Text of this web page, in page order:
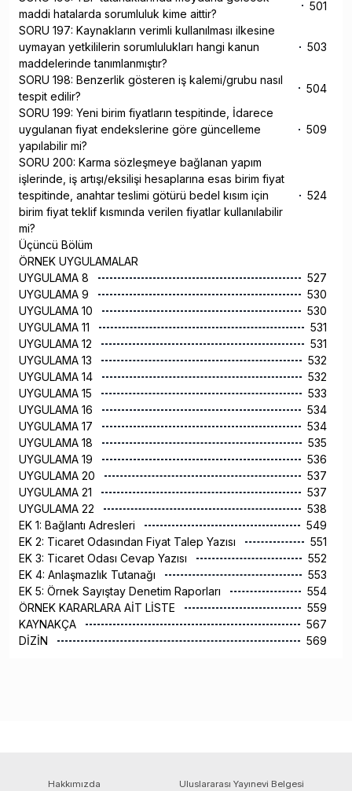
maddi hatalarda sorumluluk kime aittir?
501
SORU 197: Kaynakların verimli kullanılması ilkesine
uymayan yetkililerin sorumlulukları hangi kanun
maddelerinde tanımlanmıştır?
503
SORU 198: Benzerlik gösteren iş kalemi/grubu nasıl
tespit edilir?
504
SORU 199: Yeni birim fiyatların tespitinde, İdarece
uygulanan fiyat endekslerine göre güncelleme
yapılabilir mi?
509
SORU 200: Karma sözleşmeye bağlanan yapım
işlerinde, iş artışı/eksilişi hesaplarına esas birim fiyat
tespitinde, anahtar teslimi götürü bedel kısım için
birim fiyat teklif kısmında verilen fiyatlar kullanılabilir
mi?
524
Üçüncü Bölüm
ÖRNEK UYGULAMALAR
UYGULAMA 8
527
UYGULAMA 9
530
UYGULAMA 10
530
UYGULAMA 11
531
UYGULAMA 12
531
UYGULAMA 13
532
UYGULAMA 14
532
UYGULAMA 15
533
UYGULAMA 16
534
UYGULAMA 17
534
UYGULAMA 18
535
UYGULAMA 19
536
UYGULAMA 20
537
UYGULAMA 21
537
UYGULAMA 22
538
EK 1: Bağlantı Adresleri
549
EK 2: Ticaret Odasından Fiyat Talep Yazısı
551
EK 3: Ticaret Odası Cevap Yazısı
552
EK 4: Anlaşmazlık Tutanağı
553
EK 5: Örnek Sayıştay Denetim Raporları
554
ÖRNEK KARARLARA AİT LİSTE
559
KAYNAKÇA
567
DİZİN
569
Hakkımızda Uluslararası Yayınevi Belgesi